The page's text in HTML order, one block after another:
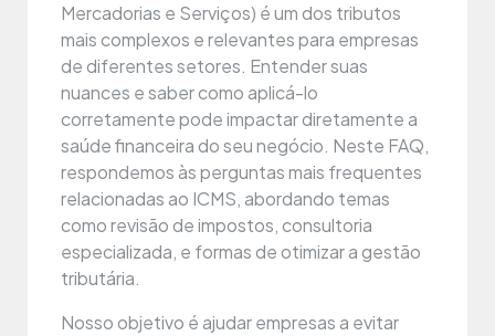
Mercadorias e Serviços) é um dos tributos
mais complexos e relevantes para empresas
de diferentes setores. Entender suas
nuances e saber como aplicá-lo
corretamente pode impactar diretamente a
saúde financeira do seu negócio. Neste FAQ,
respondemos às perguntas mais frequentes
relacionadas ao ICMS, abordando temas
como revisão de impostos, consultoria
especializada, e formas de otimizar a gestão
tributária.
Nosso objetivo é ajudar empresas a evitar